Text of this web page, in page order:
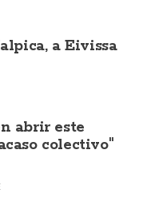
a Eivissa
abrir este
colectivo"